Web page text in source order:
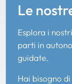
Le
Esplora i
parti in
guidate.
Hai bisogno di